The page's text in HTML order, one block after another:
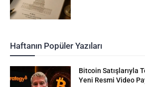
Haftanın Popüler Yazıları
Bitcoin Satışlarıyla
Yeni Resmi Video